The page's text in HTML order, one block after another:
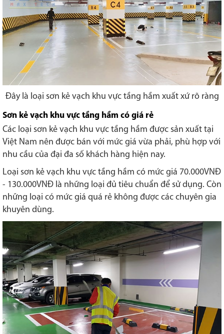
Đây là loại sơn kẻ vạch khu vực tầng hầm xuất xứ rõ ràng
Sơn kẻ vạch khu vực tầng hầm có giá rẻ
Các loại sơn kẻ vạch khu vực tầng hầm được sản xuất tại
Việt Nam nên được bán với mức giá vừa phải, phù hợp với
nhu cầu của đại đa số khách hàng hiện nay.
Loại sơn kẻ vạch khu vực tầng hầm có mức giá 70.000VNĐ
- 130.000VNĐ là những loại đủ tiêu chuẩn để sử dụng. Còn
những loại có mức giá quá rẻ không được các chuyên gia
khuyên dùng.